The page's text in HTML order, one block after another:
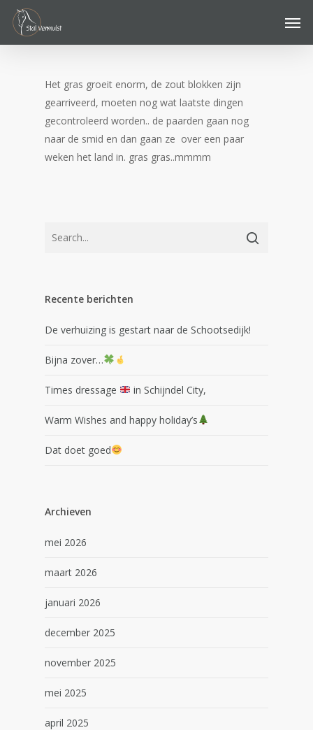
Skip
main
Het gras groeit enorm, de zout blokken zijn
gearriveerd, moeten nog wat laatste dingen
gecontroleerd worden.. de paarden gaan nog
naar de smid en dan gaan ze over een paar
weken het land in. gras gras..mmmm
Recente berichten
De verhuizing is gestart naar de Schootsedijk!
Bijna zover…
Times dressage in Schijndel City,
Warm Wishes and happy holiday’s
Dat doet goed
Archieven
mei 2026
maart 2026
januari 2026
december 2025
november 2025
mei 2025
april 2025